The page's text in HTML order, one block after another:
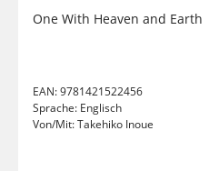
One With Heaven and Earth
EAN:9781421522456
Sprache: Englisch
Von/Mit:Takehiko Inoue